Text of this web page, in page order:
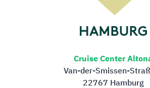
Cruise Center
Van-der-Smissen-
22767 Hamburg